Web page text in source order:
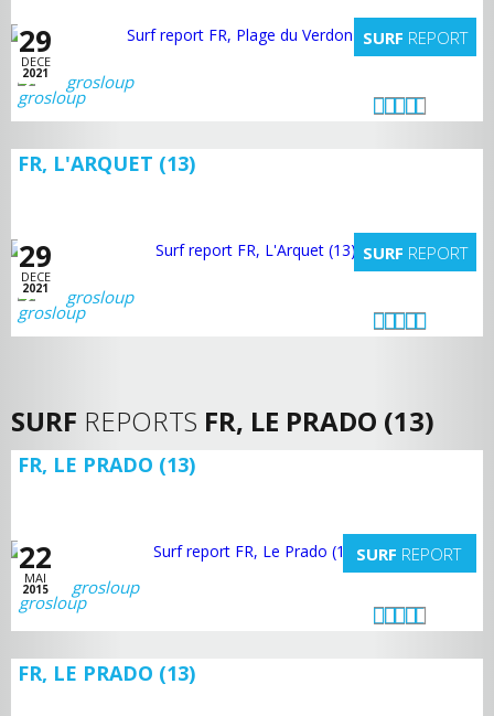
29
DECE
2021
SURF REPORT
grosloup
FR, L'ARQUET (13)
29
DECE
2021
SURF REPORT
grosloup
SURF REPORTS FR, LE PRADO (13)
FR, LE PRADO (13)
22
MAI
2015
SURF REPORT
grosloup
FR, LE PRADO (13)